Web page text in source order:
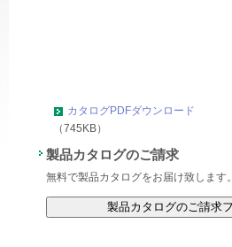
カタログPDFダウンロード
（745KB）
製品カタログのご請求
無料で製品カタログをお届け致します。